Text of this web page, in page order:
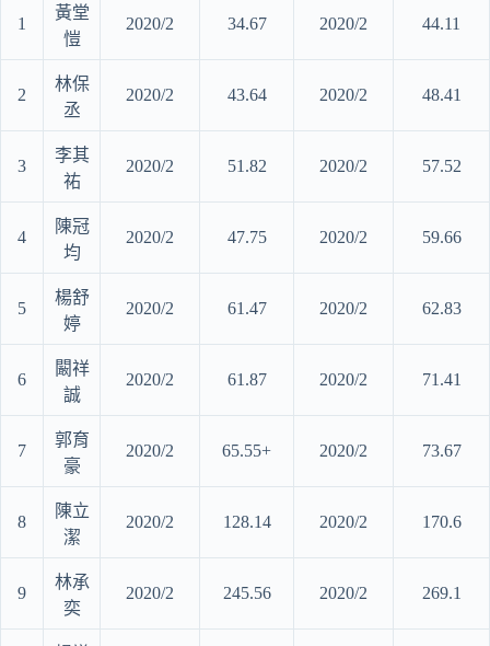
1
黃堂
愷
2020/2 34.67 2020/2 44.11
2
林保
丞
2020/2 43.64 2020/2 48.41
3
李其
祐
2020/2 51.82 2020/2 57.52
4
陳冠
均
2020/2 47.75 2020/2 59.66
5
楊舒
婷
2020/2 61.47 2020/2 62.83
6
闞祥
誠
2020/2 61.87 2020/2 71.41
7
郭育
豪
2020/2 65.55+ 2020/2 73.67
8
陳立
潔
2020/2 128.14 2020/2 170.6
9
林承
奕
2020/2 245.56 2020/2 269.1